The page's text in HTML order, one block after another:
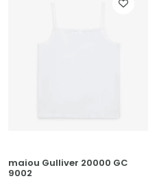
maiou Gulliver 20000 GC
9002